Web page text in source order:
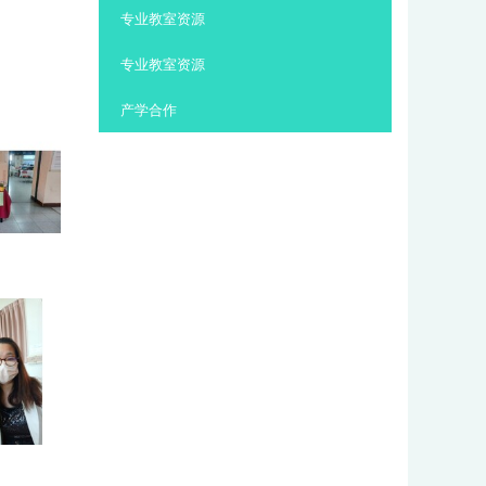
专业教室资源
专业教室资源
产学合作